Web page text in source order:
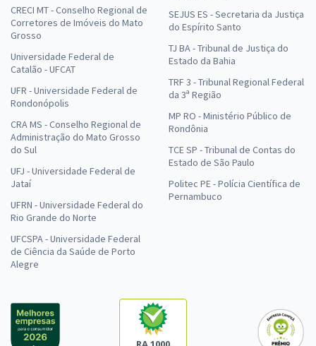
CRECI MT - Conselho Regional de
Corretores de Imóveis do Mato
Grosso
Universidade Federal de
Catalão - UFCAT
UFR - Universidade Federal de
Rondonópolis
CRA MS - Conselho Regional de
Administração do Mato Grosso
do Sul
UFJ - Universidade Federal de
Jataí
UFRN - Universidade Federal do
Rio Grande do Norte
UFCSPA - Universidade Federal
de Ciência da Saúde de Porto
Alegre
SEJUS ES - Secretaria da Justiça
do Espírito Santo
TJ BA - Tribunal de Justiça do
Estado da Bahia
TRF 3 - Tribunal Regional Federal
da 3ª Região
MP RO - Ministério Público de
Rondônia
TCE SP - Tribunal de Contas do
Estado de São Paulo
Politec PE - Polícia Científica de
Pernambuco